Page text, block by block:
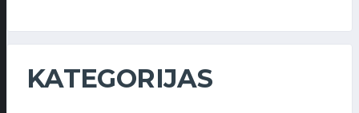
KATEGORIJAS